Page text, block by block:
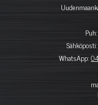
Puh:
Sähköposti:
WhatsApp: